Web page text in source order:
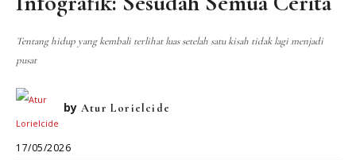
DIALEKTIKA SUNYI
JEJAK SUNYI DI LUAR JEJAK SUNYI DALAM MUSIK
EXTREME DISTORTION
Tentang hidup yang kembali terlihat luas setelah satu kisah tidak lagi menjadi
pusat
by Atur Lorielcide
17/05/2026